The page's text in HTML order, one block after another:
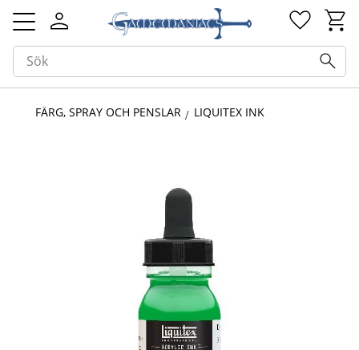
Meny
FÄRG, SPRAY OCH PENSLAR LIQUITEX INK